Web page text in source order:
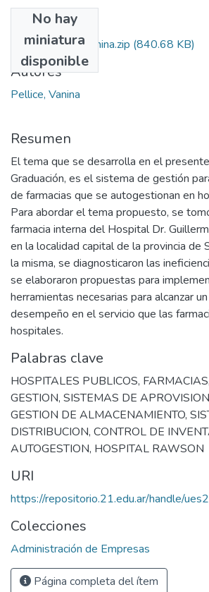
No hay
miniatura
disponible
Archivos
Pellice,_María_Vanina.zip (840.68 KB)
Autores
Pellice, Vanina
Resumen
El tema que se desarrolla en el
Graduación, es el sistema de gestión
de farmacias que se autogestionan en
Para abordar el tema propuesto, se
farmacia interna del Hospital Dr.
en la localidad capital de la provincia de
la misma, se diagnosticaron las
se elaboraron propuestas para
herramientas necesarias para alcanzar
desempeño en el servicio que las
hospitales.
Palabras clave
HOSPITALES PUBLICOS, FARMACIAS,
GESTION, SISTEMAS DE
GESTION DE ALMACENAMIENTO,
DISTRIBUCION, CONTROL DE
AUTOGESTION, HOSPITAL RAWSON
URI
https://repositorio.21.edu.ar/handle/
Colecciones
Administración de Empresas
Página completa del ítem